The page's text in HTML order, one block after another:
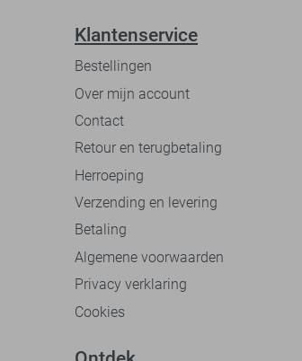
Klantenservice
Bestellingen
Over mijn account
Contact
Retour en terugbetaling
Herroeping
Verzending en levering
Betaling
Algemene voorwaarden
Privacy verklaring
Cookies